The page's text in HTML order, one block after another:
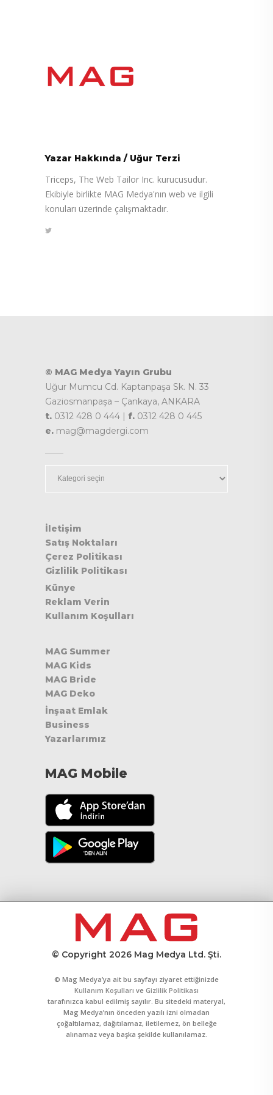
Yazar Hakkında / Uğur Terzi
Triceps, The Web Tailor Inc. kurucusudur.
Ekibiyle birlikte MAG Medya'nın web ve ilgili
konuları üzerinde çalışmaktadır.
© MAG Medya Yayın Grubu
Uğur Mumcu Cd. Kaptanpaşa Sk. N. 33
Gaziosmanpaşa – Çankaya, ANKARA
t. 0312 428 0 444 | f. 0312 428 0 445
e. mag@magdergi.com
İletişim
Satış Noktaları
Çerez Politikası
Gizlilik Politikası
Künye
Reklam Verin
Kullanım Koşulları
MAG Summer
MAG Kids
MAG Bride
MAG Deko
İnşaat Emlak
Business
Yazarlarımız
MAG Mobile
© Copyright 2026 Mag Medya Ltd. Şti.
© Mag Medya’ya ait bu sayfayı ziyaret ettiğinizde
Kullanım Koşulları ve Gizlilik Politikası
tarafınızca kabul edilmiş sayılır. Bu sitedeki materyal,
Mag Medya’nın önceden yazılı izni olmadan
çoğaltılamaz, dağıtılamaz, iletilemez, ön belleğe
alınamaz veya başka şekilde kullanılamaz.